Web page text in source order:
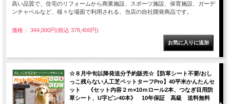
高い品質で、住宅のリフォームから商業施設、スポーツ施設、保育施設、ガーデ
ンチャペルなど、様々な場面で利用される、当店の自社開発商品です。
価格： 344,000円(税込 378,400円)
☆８月中旬以降発送分予約販売☆【防草シート不要/おし
っこ残らない人工芝ペットターフPro】40平米かんたんセ
ット 《セット内容２ｍ×10ｍロール2本、つなぎ目用防
草シート、U字ピン40本》 10年保証 高級 送料無料